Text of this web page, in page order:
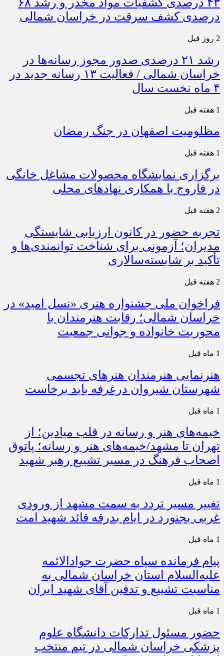
درصدی کشف سرقت در خراسان شمالی
2 روز قبل
رشد ۲۱ درصدی صدور مجوز رسانه‌ها در
خراسان شمالی / فعالیت ۱۳ رسانه جدید در
۴ ماه نخست سال
1 هفته قبل
مظلومیت اصفهان در جنگ رمضان
1 هفته قبل
برگزاری نمایشگاه محصولات مشاغل خانگی
در فاروج با همکاری نهادهای محلی
2 هفته قبل
تجربه حضور در کانون ارزیابی شایستگی
مدیران؛ آزمونی برای شناخت توانمندی‌ها و
تأکید بر شایسته‌سالاری
2 هفته قبل
فراخوان ملی جشنواره هنری «نسل امید» در
خراسان شمالی؛ رقابت هنرمندان با
محوریت خانواده و جوانی جمعیت
1 ماه قبل
هنرنمایی هنرمندان هنرهای تجسمی
شهرستان شیروان درغرفه باید برخاست
1 ماه قبل
خیمه‌های هنر و رسانه در قلب میادین؛ از
تهران تا مشهد/خیمه‌های هنر و رسانه؛ پاتوق
اصحاب فرهنگ در مسیر تشییع رهبر شهید
1 ماه قبل
تغییر مسیر تردد به سمت مشهد از ورودی
غربی بجنورد در ایام بدرقه قائد شهید امت
1 ماه قبل
پیام فرمانده سپاه حضرت جوادالائمه
علیه‌السلام استان خراسان شمالی به
مناسبت تشییع و تدفین آقای شهید ایران
1 ماه قبل
حضور مسئول تدارکات دانشگاه علوم
پزشکی خراسان شمالی در تیم منتخب